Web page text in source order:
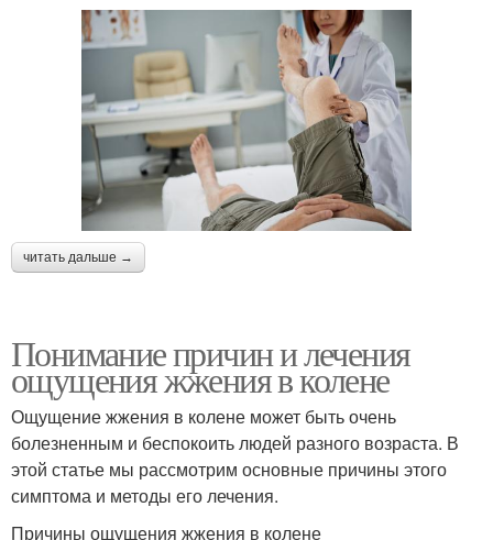
читать дальше →
Понимание причин и лечения
ощущения жжения в колене
Ощущение жжения в колене может быть очень
болезненным и беспокоить людей разного возраста. В
этой статье мы рассмотрим основные причины этого
симптома и методы его лечения.
Причины ощущения жжения в колене